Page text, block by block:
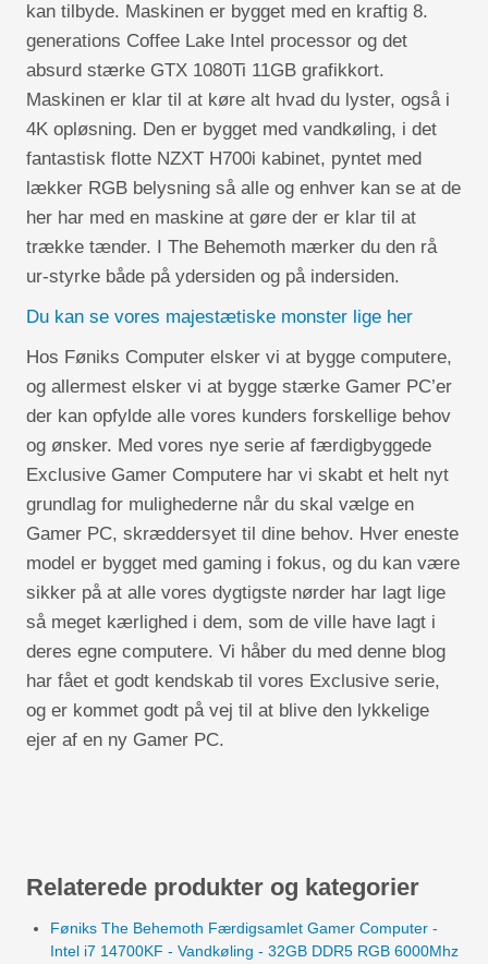
kan tilbyde. Maskinen er bygget med en kraftig 8.
generations Coffee Lake Intel processor og det
absurd stærke GTX 1080Ti 11GB grafikkort.
Maskinen er klar til at køre alt hvad du lyster, også i
4K opløsning. Den er bygget med vandkøling, i det
fantastisk flotte NZXT H700i kabinet, pyntet med
lækker RGB belysning så alle og enhver kan se at de
her har med en maskine at gøre der er klar til at
trække tænder. I The Behemoth mærker du den rå
ur-styrke både på ydersiden og på indersiden.
Du kan se vores majestætiske monster lige her
Hos Føniks Computer elsker vi at bygge computere,
og allermest elsker vi at bygge stærke Gamer PC’er
der kan opfylde alle vores kunders forskellige behov
og ønsker. Med vores nye serie af færdigbyggede
Exclusive Gamer Computere har vi skabt et helt nyt
grundlag for mulighederne når du skal vælge en
Gamer PC, skræddersyet til dine behov. Hver eneste
model er bygget med gaming i fokus, og du kan være
sikker på at alle vores dygtigste nørder har lagt lige
så meget kærlighed i dem, som de ville have lagt i
deres egne computere. Vi håber du med denne blog
har fået et godt kendskab til vores Exclusive serie,
og er kommet godt på vej til at blive den lykkelige
ejer af en ny Gamer PC.
Relaterede produkter og kategorier
Føniks The Behemoth Færdigsamlet Gamer Computer -
Intel i7 14700KF - Vandkøling - 32GB DDR5 RGB 6000Mhz